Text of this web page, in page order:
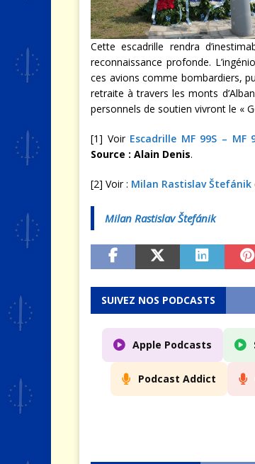
Cette escadrille rendra
reconnaissance profonde.
ces avions comme bombardiers,
retraite à travers les monts
personnels de soutien vivront le «
[1] Voir Escadrille MF 99S – MF
Source : Alain Denis.
[2] Voir : Milan Rastislav Štefánik
Milan Rastislav Štefánik
SUIVEZ NOS PODCASTS
Apple Podcasts
Podcast Addict